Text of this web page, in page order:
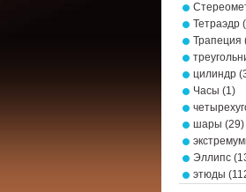
Тетраэдр
Трапеция
цилиндр
Часы (1)
шары (29)
Эллипс
этюды